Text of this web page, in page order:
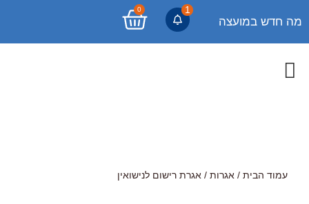
מה חדש במועצה
1
0
עמוד הבית /אגרות / אגרת רישום לנישואין